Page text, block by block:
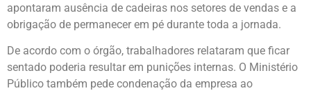
apontaram ausência de cadeiras nos setores de vendas e a
obrigação de permanecer em pé durante toda a jornada.
De acordo com o órgão, trabalhadores relataram que ficar
sentado poderia resultar em punições internas. O Ministério
Público também pede condenação da empresa ao